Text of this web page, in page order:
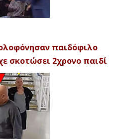
παιδόφιλο
σκοτώσει 2χρονο παιδί